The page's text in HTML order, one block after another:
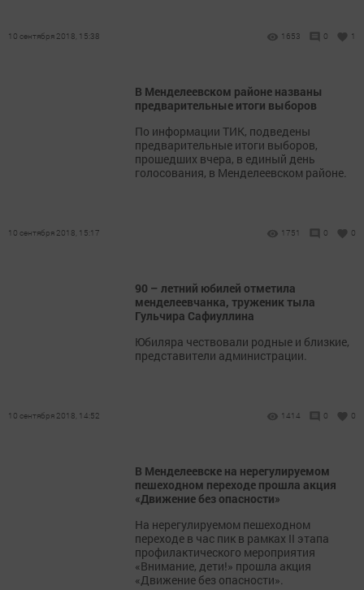
10 сентября 2018, 15:38 1653 0 1
В Менделеевском районе названы
предварительные итоги выборов
По информации ТИК, подведены
предварительные итоги выборов,
прошедших вчера, в единый день
голосования, в Менделеевском районе.
10 сентября 2018, 15:17 1751 0 0
90 – летний юбилей отметила
менделеевчанка, труженик тыла
Гульчира Сафиуллина
Юбиляра чествовали родные и близкие,
представители администрации.
10 сентября 2018, 14:52 1414 0 0
В Менделеевске на нерегулируемом
пешеходном переходе прошла акция
«Движение без опасности»
На нерегулируемом пешеходном
переходе в час пик в рамках II этапа
профилактического мероприятия
«Внимание, дети!» прошла акция
«Движение без опасности».